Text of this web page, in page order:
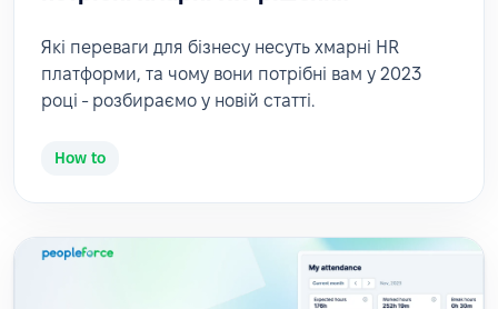
Які переваги для бізнесу несуть хмарні HR
платформи, та чому вони потрібні вам у 2023
році - розбираємо у новій статті.
How to